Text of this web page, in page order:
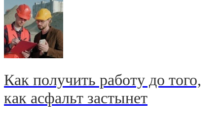
Как получить работу до того,
как асфальт застынет